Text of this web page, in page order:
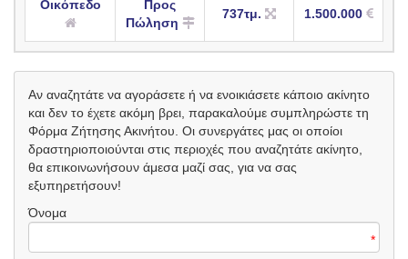
Οικόπεδο
Προς
Πώληση
737τμ. 1.500.000
Αν αναζητάτε να αγοράσετε ή να ενοικιάσετε κάποιο ακίνητο
και δεν το έχετε ακόμη βρει, παρακαλούμε συμπληρώστε τη
Φόρμα Ζήτησης Ακινήτου. Οι συνεργάτες μας οι οποίοι
δραστηριοποιούνται στις περιοχές που αναζητάτε ακίνητο,
θα επικοινωνήσουν άμεσα μαζί σας, για να σας
εξυπηρετήσουν!
Όνομα
*